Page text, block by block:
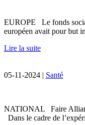
EUROPE Le fonds
européen avait pour but
Lire la suite
05-11-2024 | Santé
NATIONAL Faire
Dans le cadre de